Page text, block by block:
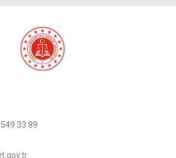
33 89